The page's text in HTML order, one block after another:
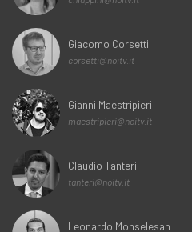
Giacomo Corsetti
corsetti@noitv.it
Gianni Maestripieri
maestripieri@noitv.it
Claudio Tanteri
tanteri@noitv.it
Leonardo Monselesan